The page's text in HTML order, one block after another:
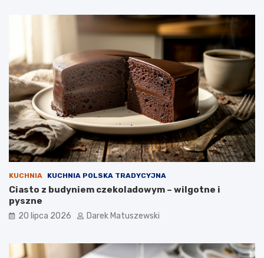
KUCHNIA KUCHNIA POLSKA TRADYCYJNA
Ciasto z budyniem czekoladowym – wilgotne i
pyszne
20 lipca 2026 Darek Matuszewski